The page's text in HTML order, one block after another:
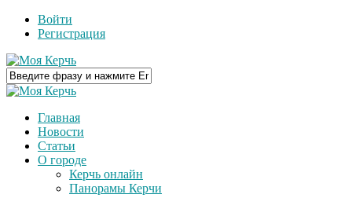
Войти
Регистрация
Главная
Новости
Статьи
О городе
Керчь онлайн
Панорамы Керчи